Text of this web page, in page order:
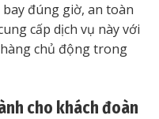
đúng giờ, an toàn
cấp dịch vụ này với
chủ động trong
cho khách đoàn